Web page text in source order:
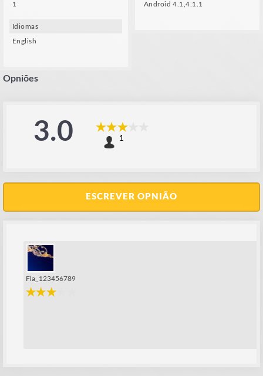
1
Idiomas
English
Android 4.1,4.1.1
Opniões
3.0 1
ESCREVER OPNIÃO
Fla_123456789